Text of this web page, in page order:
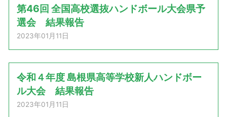
第46回 全国高校選抜ハンドボール大会県予
選会 結果報告
2023年01月11日
令和４年度 島根県高等学校新人ハンドボー
ル大会 結果報告
2023年01月11日